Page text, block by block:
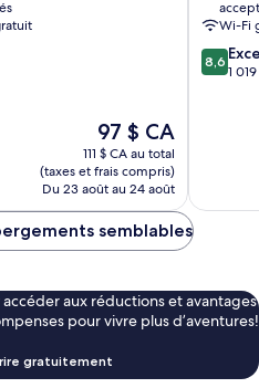
Le
prix
est
de
97 $ CA
97 $ CA
111 $ CA au total
(taxes et frais compris)
Du 23 août au 24 août
Airport
Hotel
Wi-Fi
8.6
sur
8,6
1
semblables
aux réductions et avantages
pour vivre plus d’aventures!
gratuitement